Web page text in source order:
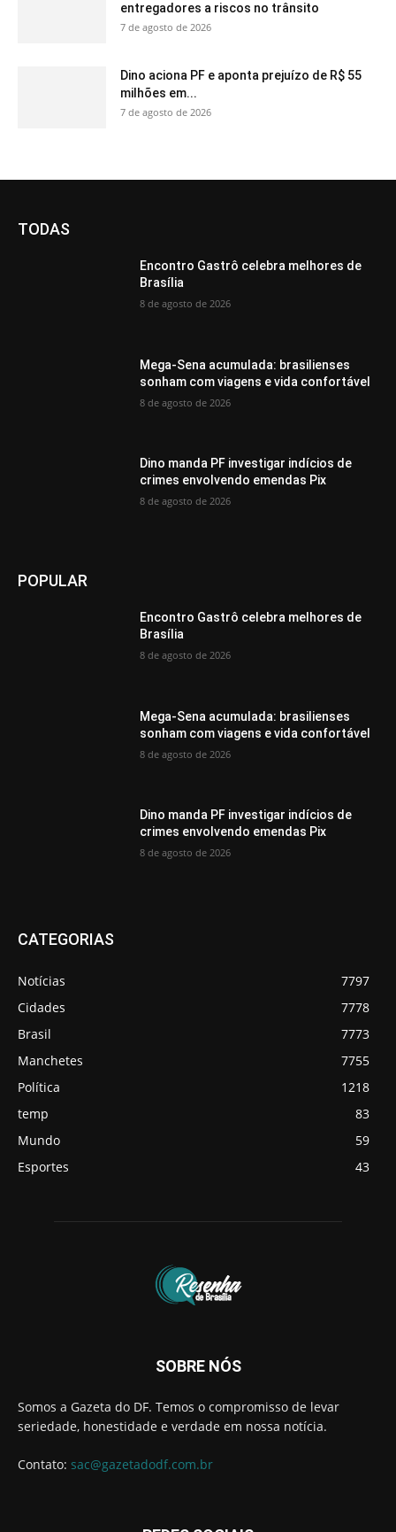
entregadores a riscos no trânsito
7 de agosto de 2026
Dino aciona PF e aponta prejuízo de R$ 55
milhões em...
7 de agosto de 2026
TODAS
Encontro Gastrô celebra melhores de
Brasília
8 de agosto de 2026
Mega-Sena acumulada: brasilienses
sonham com viagens e vida confortável
8 de agosto de 2026
Dino manda PF investigar indícios de
crimes envolvendo emendas Pix
8 de agosto de 2026
POPULAR
Encontro Gastrô celebra melhores de
Brasília
8 de agosto de 2026
Mega-Sena acumulada: brasilienses
sonham com viagens e vida confortável
8 de agosto de 2026
Dino manda PF investigar indícios de
crimes envolvendo emendas Pix
8 de agosto de 2026
CATEGORIAS
Notícias
7797
Cidades
7778
Brasil
7773
Manchetes
7755
Política
1218
temp
83
Mundo
59
Esportes
43
SOBRE NÓS
Somos a Gazeta do DF. Temos o compromisso de levar
seriedade, honestidade e verdade em nossa notícia.
Contato: sac@gazetadodf.com.br